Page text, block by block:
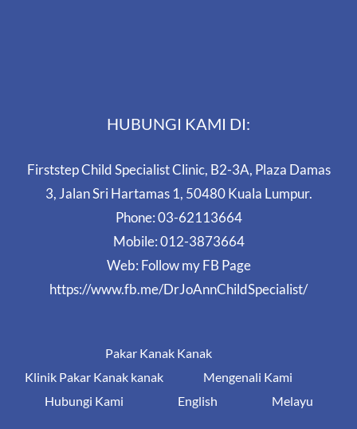
HUBUNGI KAMI DI:
Firststep Child Specialist Clinic, B2-3A, Plaza Damas
3, Jalan Sri Hartamas 1, 50480 Kuala Lumpur.
Phone:03-62113664
Mobile:012-3873664
Web: Follow my FB Page
https://www.fb.me/DrJoAnnChildSpecialist/
Pakar Kanak Kanak
Klinik Pakar Kanak kanak
Mengenali Kami
Hubungi Kami
English Melayu